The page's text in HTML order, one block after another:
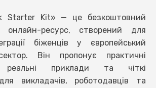
Starter Kit» — це безкоштовний
онлайн-ресурс, створений для
біженців у європейський
Він пропонує практичні
реальні приклади та чіткі
викладачів, роботодавців та